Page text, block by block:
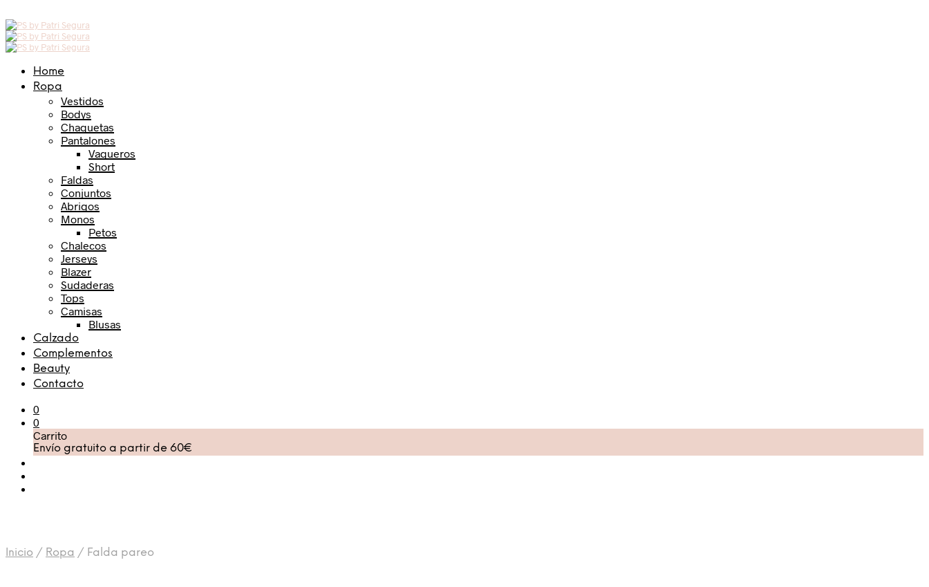
Home
Ropa
Vestidos
Bodys
Chaquetas
Pantalones
Vaqueros
Short
Faldas
Conjuntos
Abrigos
Monos
Petos
Chalecos
Jerseys
Blazer
Sudaderas
Tops
Camisas
Blusas
Calzado
Complementos
Beauty
Contacto
0
0
Carrito
Envío gratuito a partir de 60€
Inicio / Ropa / Falda pareo